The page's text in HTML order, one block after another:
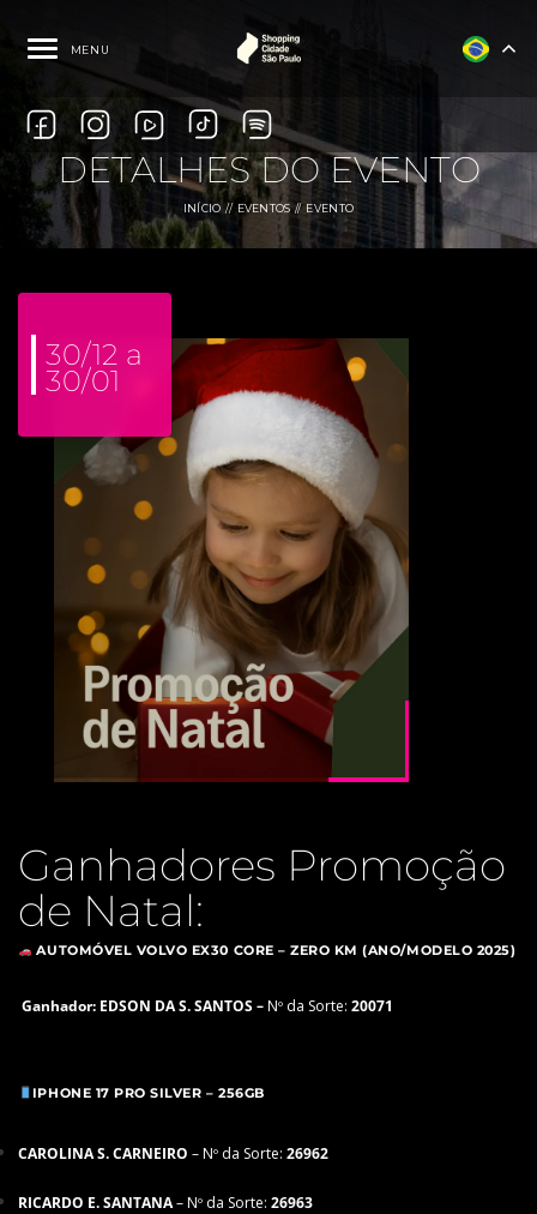
MENU
DETALHES DO EVENTO
INÍCIO EVENTOS EVENTO
30/12 a
30/01
Ganhadores Promoção
de Natal:
AUTOMÓVEL VOLVO EX30 CORE – ZERO KM (ANO/MODELO 2025)
Ganhador: EDSON DA S. SANTOS –Nº da Sorte: 20071
IPHONE 17 PRO SILVER – 256GB
CAROLINA S. CARNEIRO – Nº da Sorte: 26962
RICARDO E. SANTANA– Nº da Sorte: 26963